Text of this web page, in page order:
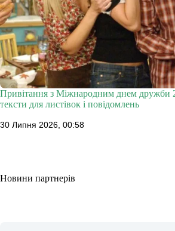
Привітання з Міжнародним днем дружби
тексти для листівок і повідомлень
30 Липня 2026, 00:58
Новини партнерів